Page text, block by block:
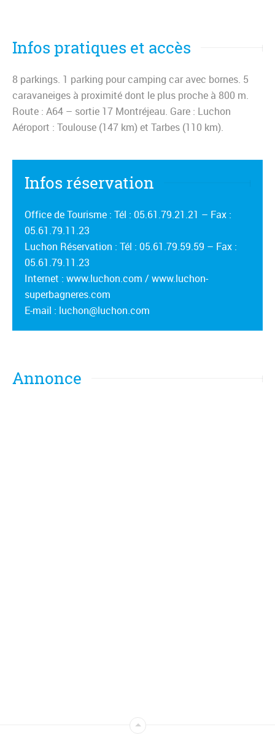
Infos pratiques et accès
8 parkings. 1 parking pour camping car avec bornes. 5
caravaneiges à proximité dont le plus proche à 800 m.
Route : A64 – sortie 17 Montréjeau. Gare : Luchon
Aéroport : Toulouse (147 km) et Tarbes (110 km).
Infos réservation
Office de Tourisme : Tél : 05.61.79.21.21 – Fax :
05.61.79.11.23
Luchon Réservation : Tél : 05.61.79.59.59 – Fax :
05.61.79.11.23
Internet : www.luchon.com / www.luchon-
superbagneres.com
E-mail : luchon@luchon.com
Annonce